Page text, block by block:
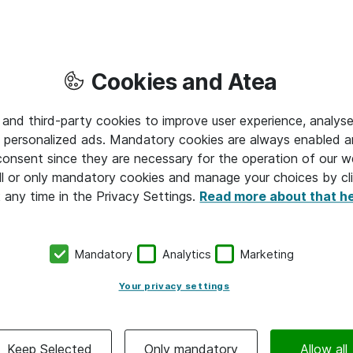
er nøglen til succes. Ved at integrere feedback og
og brugeroplevelse går hånd i hånd,” fortæller Julie
Business Development Manager i Atea, tilføjer: ”Og så er
med data. Kontinuerligt arbejde med data er afgørende for
Her kan en DEX-platform være behjælpelig. En Dex
reelt oplever, og hvad det skyldes. Det kan blandt
Cookies and Atea
third-party cookies to improve user experience,
personalized ads. Mandatory cookies are always enabled
since they are necessary for the operation of our
or only mandatory cookies and manage your choices by
any time in the Privacy Settings. Read more about that
Mandatory Analytics Marketing
Your privacy settings
Keep Selected Only mandatory Allow all